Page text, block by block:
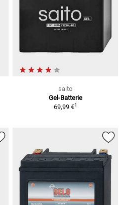
saito
Gel-Batterie
69,99 €1